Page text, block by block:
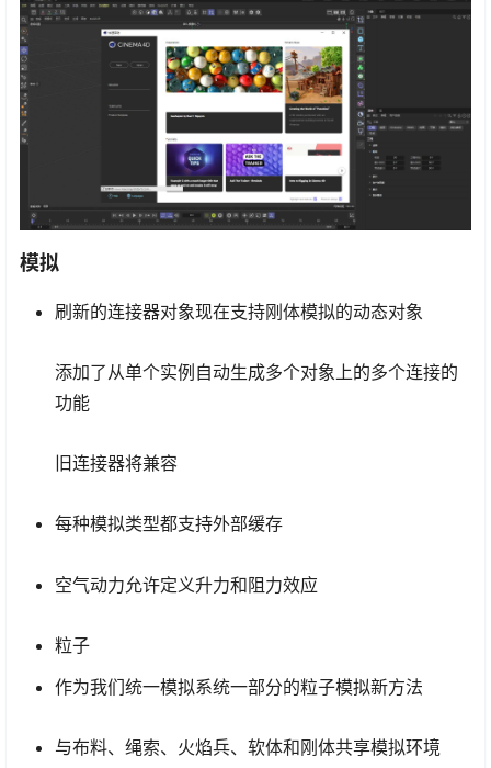
模拟
刷新的连接器对象现在支持刚体模拟的动态对象
添加了从单个实例自动生成多个对象上的多个连接的
功能
旧连接器将兼容
每种模拟类型都支持外部缓存
空气动力允许定义升力和阻力效应
粒子
作为我们统一模拟系统一部分的粒子模拟新方法
与布料、绳索、火焰兵、软体和刚体共享模拟环境